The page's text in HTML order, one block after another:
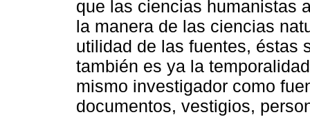
que las ciencias humanistas
la manera de las ciencias
utilidad de las fuentes, éstas
también es ya la
mismo investigador como
documentos, vestigios,